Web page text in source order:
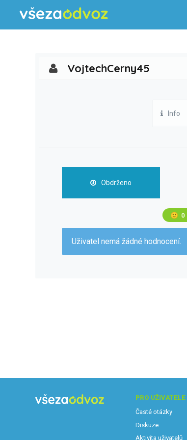
VojtechCerny45
Info
Obdrženo
🙂 0
Uživatel nemá žádné hodnocení.
PRO UŽIVATELE
Časté otázky
Diskuze
Aktivita uživatelů